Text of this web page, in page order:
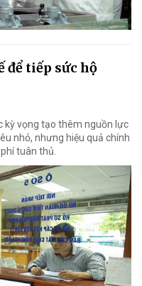
để tiếp sức hộ
kỳ vọng tạo thêm nguồn lực
nhỏ, nhưng hiệu quả chính
tuân thủ.